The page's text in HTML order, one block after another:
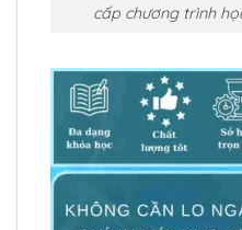
cấp chương trình